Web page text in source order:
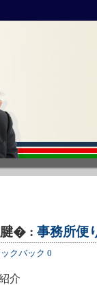
� : 事務所便
ックバック 0
介